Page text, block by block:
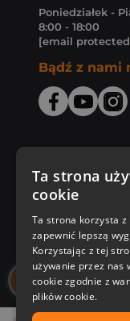
Poniedziałek -
8:00 - 18:00
[email
Bądź z nami
Zakupy u nas
Nasza oferta
Nasi autorzy
Ta strona
cookie
Ta strona korzysta
zapewnić lepszą
Korzystając z tej
używanie przez nas
cookie zgodnie z
plików cookie.